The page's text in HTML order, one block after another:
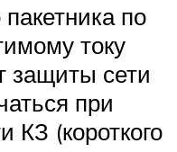
по
току
защиты сети
при
КЗ (короткого